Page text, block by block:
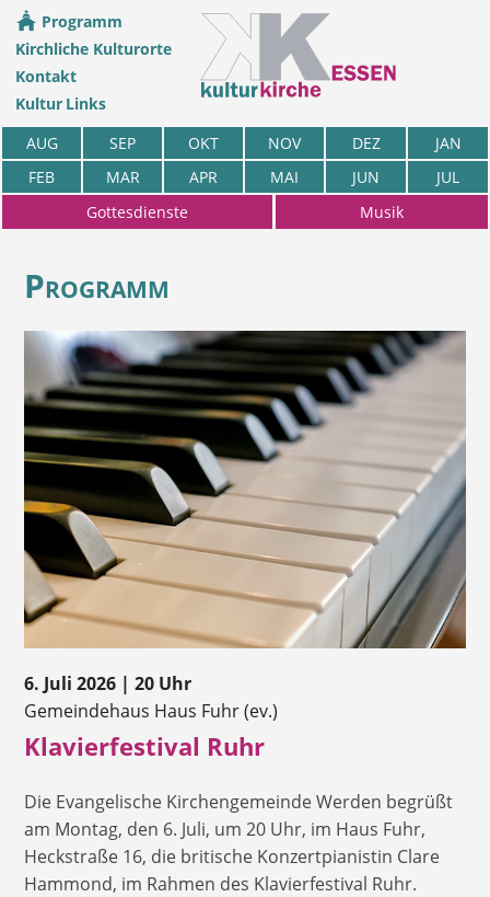
Programm
Kirchliche Kulturorte
Kontakt
Kultur Links
AUG
SEP OKT NOV DEZ
JAN
FEB
MAR APR MAI JUN
JUL
Gottesdienste
Musik
Programm
6. Juli 2026 | 20 Uhr
Gemeindehaus Haus Fuhr (ev.)
Klavierfestival Ruhr
Die Evangelische Kirchengemeinde Werden begrüßt
am Montag, den 6. Juli, um 20 Uhr, im Haus Fuhr,
Heckstraße 16, die britische Konzertpianistin Clare
Hammond, im Rahmen des Klavierfestival Ruhr.